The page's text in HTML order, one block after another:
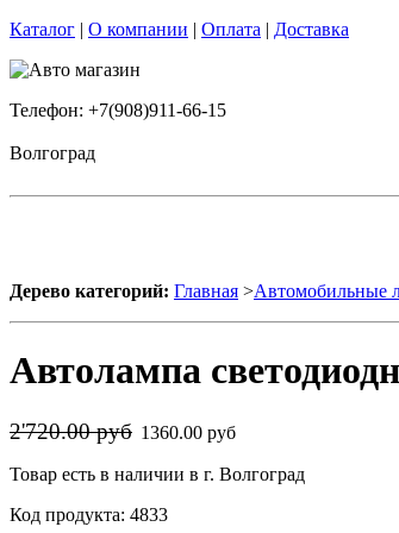
Каталог | О компании | Оплата | Доставка
Телефон: +7(908)911-66-15
Волгоград
Дерево категорий: Главная >Автомобильные
Автолампа
2'720.00 руб 1360.00 руб
Товар есть в наличии в г. Волгоград
Код продукта: 4833